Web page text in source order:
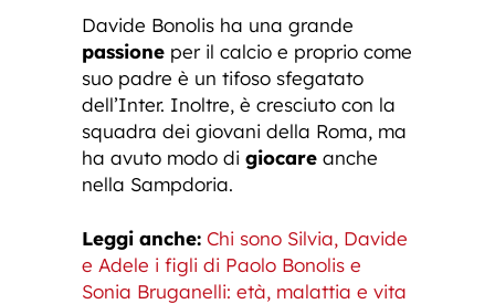
Davide Bonolis ha una grande
passione per il calcio e proprio come
suo padre è un tifoso sfegatato
dell’Inter. Inoltre, è cresciuto con la
squadra dei giovani della Roma, ma
ha avuto modo di giocare anche
nella Sampdoria.
Leggi anche: Chi sono Silvia, Davide
e Adele i figli di Paolo Bonolis e
Sonia Bruganelli: età, malattia e vita